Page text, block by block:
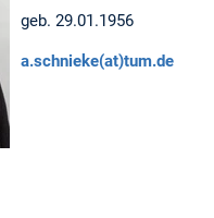
geb. 29.01.1956
a.schnieke(at)tum.de